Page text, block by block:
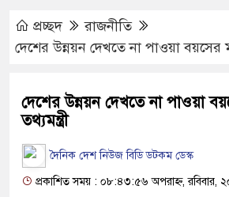
প্রচ্ছদ
রাজনীতি
দেশের উন্নয়ন দেখতে না পাওয়া বয়সের
দেশের উন্নয়ন দেখতে না পাওয়া
তথ্যমন্ত্রী
দৈনিক দেশ নিউজ বিডি ডটকম ডেস্ক
প্রকাশিত সময় : ০৮:৪৩:৫৬ অপরাহ্ন, রবিবার,